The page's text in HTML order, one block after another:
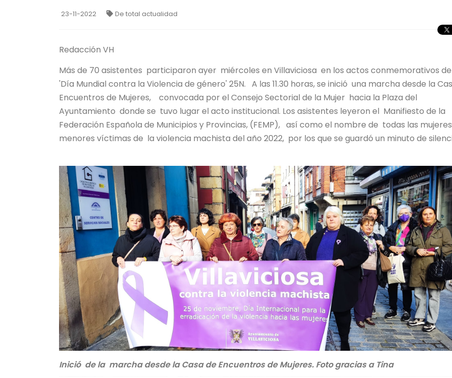
23-11-2022 De total actualidad
Redacción VH
Más de 70 asistentes participaron ayer miércoles en Villaviciosa en los actos conmemorativos
'Día Mundial contra la Violencia de género' 25N. A las 11.30 horas, se inició una marcha desde la
Encuentros de Mujeres, convocada por el Consejo Sectorial de la Mujer hacia la Plaza del
Ayuntamiento donde se tuvo lugar el acto institucional. Los asistentes leyeron el Manifiesto de la
Federación Española de Municipios y Provincias, (FEMP), así como el nombre de todas las
menores víctimas de la violencia machista del año 2022, por los que se guardó un minuto de
Inició de la marcha desde la Casa de Encuentros de Mujeres. Foto gracias a Tina